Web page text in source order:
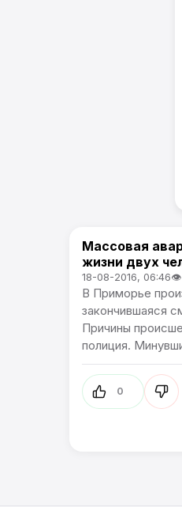
Новости
Массовая
жизни двух
18-08-2016, 06:46👁
В Приморье
закончившаяся
Причины
полиция.
0